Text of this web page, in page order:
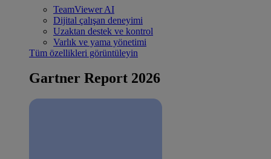
TeamViewer AI
Dijital çalışan deneyimi
Uzaktan destek ve kontrol
Varlık ve yama yönetimi
Tüm özellikleri görüntüleyin
Gartner Report 2026